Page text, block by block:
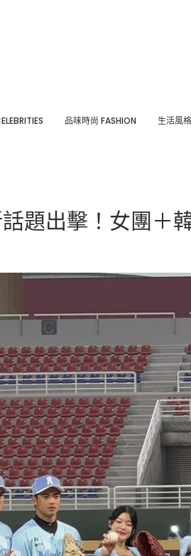
品味時尚 FASHION ⽣活風
題出擊！女團＋